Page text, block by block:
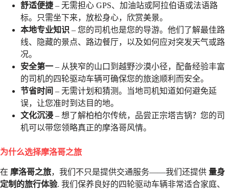
舒适便捷– 无需担心 GPS、加油站或阿拉伯语或法语路
标。只需坐下来，放松身心，欣赏美景。
本地专业知识 – 您的司机也是您的导游。他们了解最佳路
线、隐藏的景点、路边餐厅，以及如何应对突发天气或路
况。
安全第一 – 从狭窄的山口到越野沙漠小径，配备经验丰富
的司机的四轮驱动车辆可确保您的旅途顺利而安全。
节省时间 – 无需计划和猜测。当地司机知道如何避免延
误，让您准时到达目的地。
文化沉浸 – 想了解柏柏尔传统，品尝正宗塔吉锅？您的司
机可以带您领略真正的摩洛哥风情。
为什么选择摩洛哥之旅
在 摩洛哥之旅，我们不只是提供交通服务——我们还提供 量身
定制的旅行体验. 我们保养良好的四轮驱动车辆非常适合家庭、